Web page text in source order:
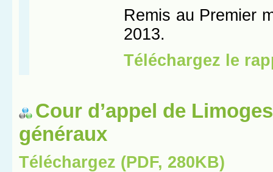
Cour d’appel de
généraux
Téléchargez (PDF, 280KB)